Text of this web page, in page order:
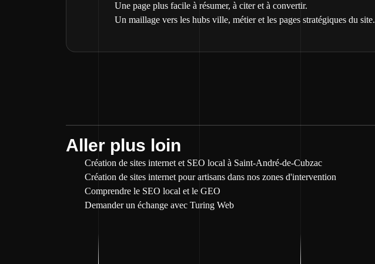
Une page plus facile à résumer, à citer et à convertir.
Un maillage vers les hubs ville, métier et les pages stratégiques du site.
Aller plus loin
Création de sites internet et SEO local à Saint-André-de-Cubzac
Création de sites internet pour artisans dans nos zones d'intervention
Comprendre le SEO local et le GEO
Demander un échange avec Turing Web